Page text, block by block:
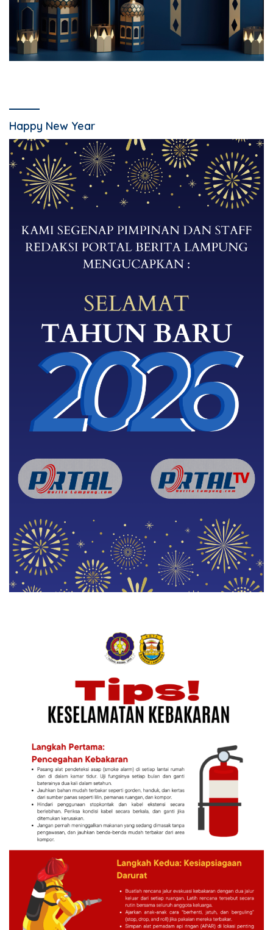
Happy New Year